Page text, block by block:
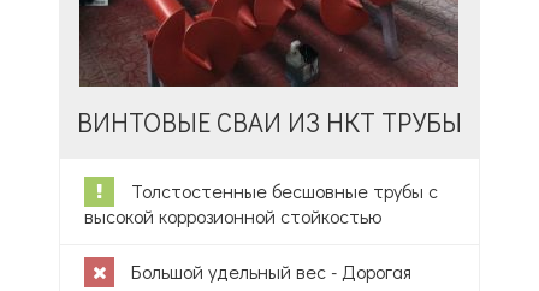
ВИНТОВЫЕ СВАИ ИЗ НКТ ТРУБЫ
Толстостенные бесшовные трубы с
высокой коррозионной стойкостью
Большой удельный вес - Дорогая